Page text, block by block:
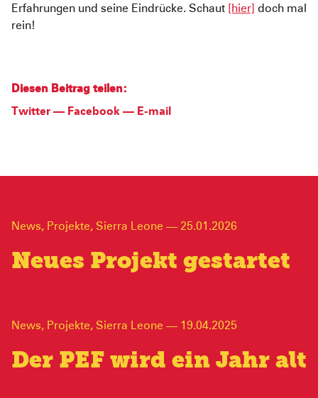
Erfahrungen und seine Eindrücke. Schaut
[hier] doch mal
rein!
Diesen Beitrag teilen:
Twitter — Facebook — E-mail
News, Projekte, Sierra Leone — 25.01.2026
Neues Projekt gestartet
News, Projekte, Sierra Leone — 19.04.2025
Der PEF wird ein Jahr alt